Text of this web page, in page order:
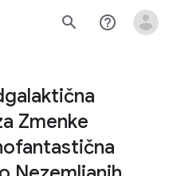
search help_outline
Zmenke